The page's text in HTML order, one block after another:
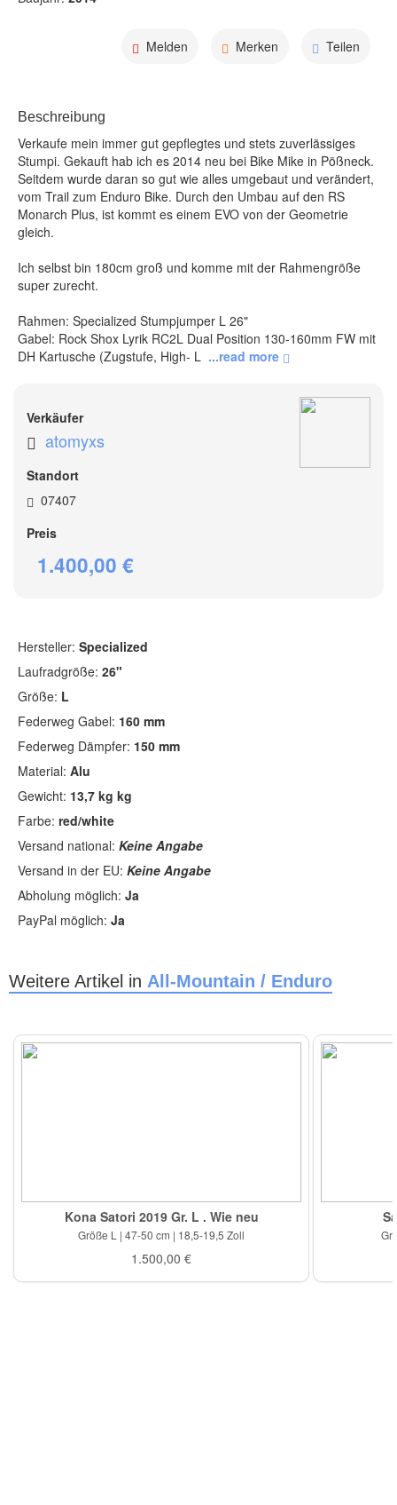
Melden Merken Teilen
Beschreibung
Verkaufe mein immer gut gepflegtes und stets zuverlässiges
Stumpi. Gekauft hab ich es 2014 neu bei Bike Mike in Pößneck.
Seitdem wurde daran so gut wie alles umgebaut und verändert,
vom Trail zum Enduro Bike. Durch den Umbau auf den RS
Monarch Plus, ist kommt es einem EVO von der Geometrie
gleich.
Ich selbst bin 180cm groß und komme mit der Rahmengröße
super zurecht.
Rahmen: Specialized Stumpjumper L 26"
Gabel: Rock Shox Lyrik RC2L Dual Position 130-160mm FW mit
DH Kartusche (Zugstufe, High- L ...read more
Verkäufer
atomyxs
Standort
07407
Preis
1.400,00 €
Hersteller: Specialized
Laufradgröße: 26"
Größe: L
Federweg Gabel: 160 mm
Federweg Dämpfer: 150 mm
Material: Alu
Gewicht: 13,7 kg kg
Farbe: red/white
Versand national: Keine Angabe
Versand in der EU: Keine Angabe
Abholung möglich: Ja
PayPal möglich: Ja
Weitere Artikel in All-Mountain / Enduro
Kona Satori 2019 Gr. L . Wie neu
Größe L | 47-50 cm | 18,5-19,5 Zoll
1.500,00 €